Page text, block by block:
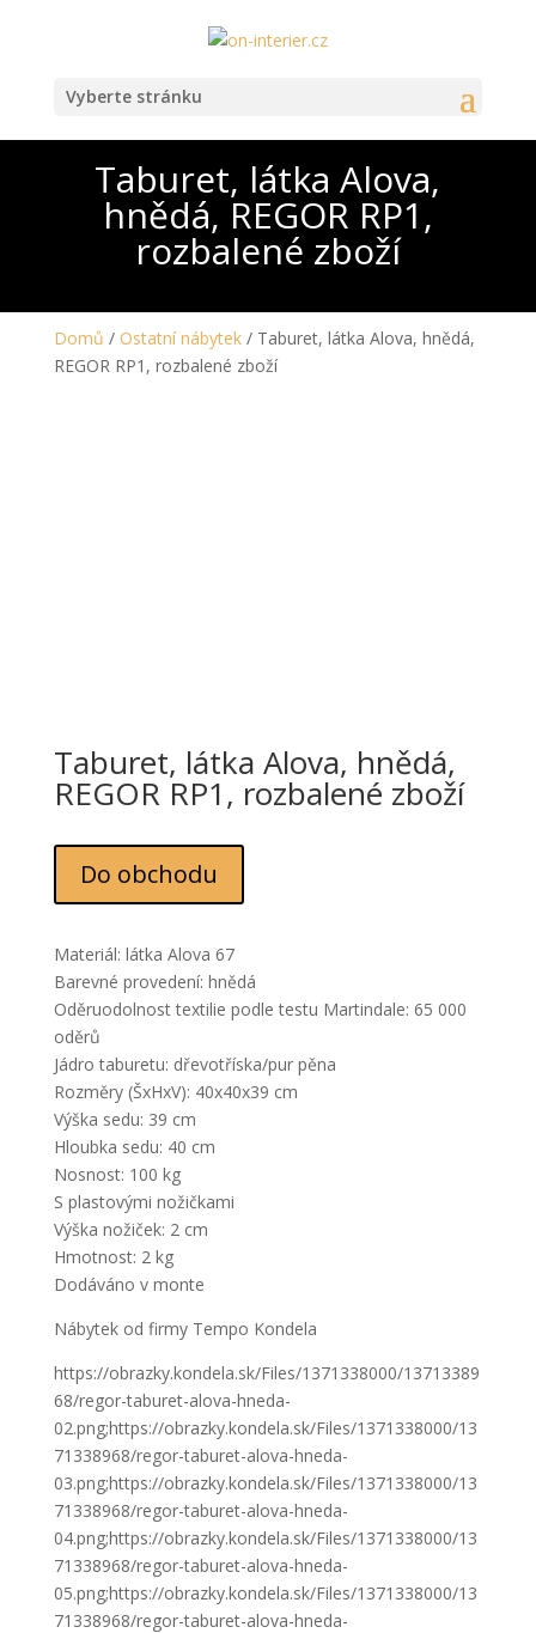
Vyberte stránku
Taburet, látka Alova,
hnědá, REGOR RP1,
rozbalené zboží
Domů / Ostatní nábytek/ Taburet, látka Alova, hnědá,
REGOR RP1, rozbalené zboží
Taburet, látka Alova, hnědá,
REGOR RP1, rozbalené zboží
Do obchodu
Materiál: látka Alova 67
Barevné provedení: hnědá
Oděruodolnost textilie podle testu Martindale: 65 000
oděrů
Jádro taburetu: dřevotříska/pur pěna
Rozměry (ŠxHxV): 40x40x39 cm
Výška sedu: 39 cm
Hloubka sedu: 40 cm
Nosnost: 100 kg
S plastovými nožičkami
Výška nožiček: 2 cm
Hmotnost: 2 kg
Dodáváno v monte
Nábytek od firmy Tempo Kondela
https://obrazky.kondela.sk/Files/1371338000/13713389
68/regor-taburet-alova-hneda-
02.png;https://obrazky.kondela.sk/Files/1371338000/13
71338968/regor-taburet-alova-hneda-
03.png;https://obrazky.kondela.sk/Files/1371338000/13
71338968/regor-taburet-alova-hneda-
04.png;https://obrazky.kondela.sk/Files/1371338000/13
71338968/regor-taburet-alova-hneda-
05.png;https://obrazky.kondela.sk/Files/1371338000/13
71338968/regor-taburet-alova-hneda-